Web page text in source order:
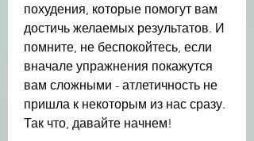
похудения, которые помогут вам
достичь желаемых результатов. И
помните, не беспокойтесь, если
вначале упражнения покажутся
вам сложными - атлетичность не
пришла к некоторым из нас сразу.
Так что, давайте начнем!